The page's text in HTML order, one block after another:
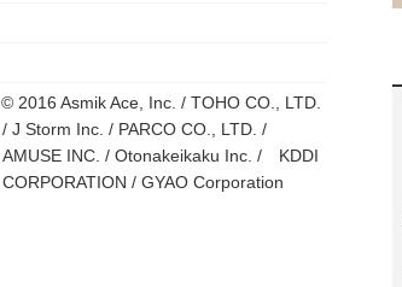
© 2016 Asmik Ace, Inc. / TOHO CO., LTD.
/ J Storm Inc. / PARCO CO., LTD. /
AMUSE INC. / Otonakeikaku Inc. / KDDI
CORPORATION / GYAO Corporation